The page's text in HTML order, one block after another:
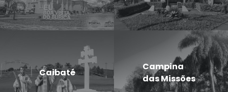
Caibaté
Campina
das Missões